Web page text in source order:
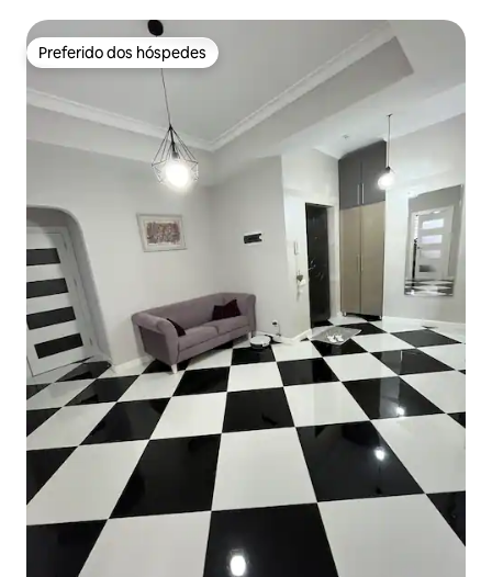
Preferido dos hóspedes
Preferido dos hóspedes